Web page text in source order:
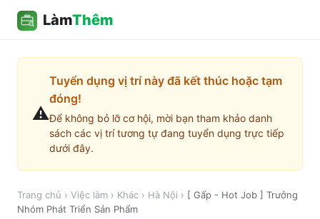
LàmThêm
⚠️
Tuyển dụng vị trí này đã kết thúc hoặc tạm
đóng!
Để không bỏ lỡ cơ hội, mời bạn tham khảo danh
sách các vị trí tương tự đang tuyển dụng trực tiếp
dưới đây.
Trang chủ › Việc làm › Khác › Hà Nội › [ Gấp - Hot Job ] Trưởng
Nhóm Phát Triển Sản Phẩm